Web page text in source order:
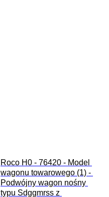
Roco H0 - 76420 - Model
wagonu towarowego (1) -
Podwójny wagon nośny
typu Sdggmrss z